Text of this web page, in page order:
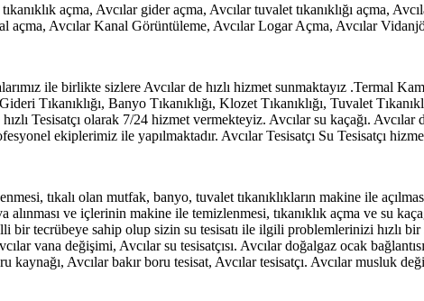
açma, Avcılar gider açma, Avcılar tuvalet tıkanıklığı açma,
açma, Avcılar Kanal Görüntüleme, Avcılar Logar Açma, Avcılar
ile birlikte sizlere Avcılar de hızlı hizmet sunmaktayız .Termal
Tıkanıklığı, Banyo Tıkanıklığı, Klozet Tıkanıklığı, Tuvalet
Tesisatçı olarak 7/24 hizmet vermekteyiz. Avcılar su kaçağı. Avcılar
ekiplerimiz ile yapılmaktadır. Avcılar Tesisatçı Su Tesisatçı
tıkalı olan mutfak, banyo, tuvalet tıkanıklıkların makine ile
ve içlerinin makine ile temizlenmesi, tıkanıklık açma ve su
bir tecrübeye sahip olup sizin su tesisatı ile ilgili problemlerinizi hızlı
vana değişimi, Avcılar su tesisatçısı. Avcılar doğalgaz ocak
kaynağı, Avcılar bakır boru tesisat, Avcılar tesisatçı. Avcılar musluk